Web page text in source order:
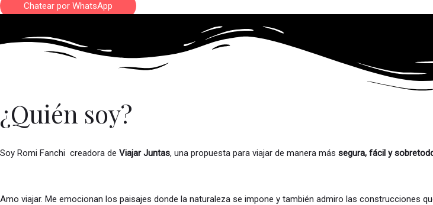
Chatear por WhatsApp
¿Quién soy?
Soy ​Romi Fanchi ​ creadora de Viajar Juntas, una propuesta para viajar de manera más segura, fácil y
Amo viajar. Me emocionan los paisajes donde la naturaleza se impone y también admiro las construcciones